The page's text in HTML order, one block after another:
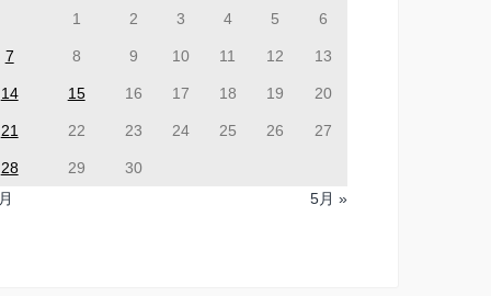
1 2 3 4 5 6
7 8 9 10 11 12 13
14 15 16 17 18 19 20
21 22 23 24 25 26 27
28 29
30
5月 »